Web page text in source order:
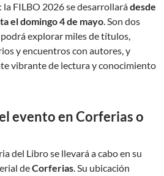
FILBO 2026 se desarrollarádesde
el domingo 4 de mayo. Son dos
explorar miles de títulos,
y encuentros con autores, y
vibrante de lectura y conocimiento
evento en Corferias o
del Libro se llevará a cabo en su
deCorferias. Su ubicación